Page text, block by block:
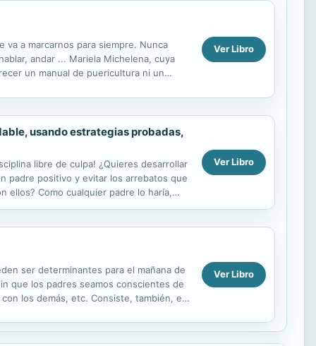
va a marcarnos para siempre. Nunca
andar ... Mariela Michelena, cuya
un manual de puericultura ni un
Ver Libro
usando estrategias probadas,
libre de culpa! ¿Quieres desarrollar
padre positivo y evitar los arrebatos que
ellos? Como cualquier padre lo haría,
Ver Libro
ser determinantes para el mañana de
que los padres seamos conscientes de
los demás, etc. Consiste, también, en
Ver Libro